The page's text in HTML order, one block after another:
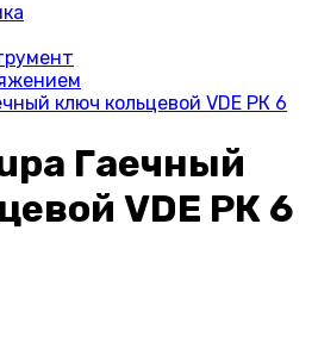
ключ кольцевой VDE РК 6
Гаечный
VDE РК 6